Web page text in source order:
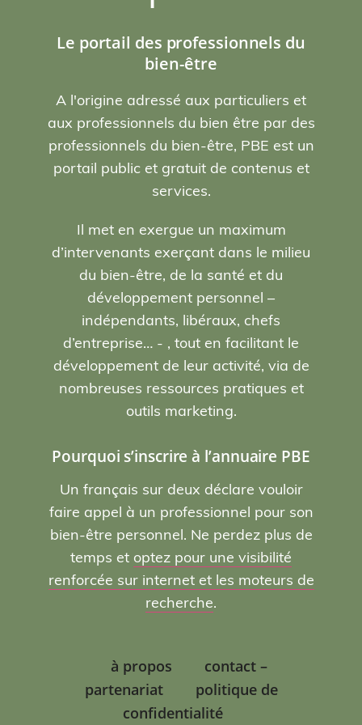
Le portail des professionnels du
bien-être
A l'origine adressé aux particuliers et
aux professionnels du bien être par des
professionnels du bien-être, PBE est un
portail public et gratuit de contenus et
services.
Il met en exergue un maximum
d’intervenants exerçant dans le milieu
du bien-être, de la santé et du
développement personnel –
indépendants, libéraux, chefs
d’entreprise… - , tout en facilitant le
développement de leur activité, via de
nombreuses ressources pratiques et
outils marketing.
Pourquoi s’inscrire à l’annuaire PBE
Un français sur deux déclare vouloir
faire appel à un professionnel pour son
bien-être personnel. Ne perdez plus de
temps et optez pour une visibilité
renforcée sur internet et les moteurs de
recherche.
à propos
contact –
partenariat
politique de
confidentialité